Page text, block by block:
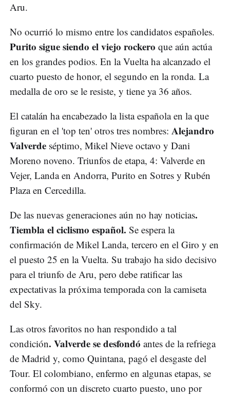
Aru.
No ocurrió lo mismo entre los candidatos españoles.
Purito sigue siendo el viejo rockero que aún actúa
en los grandes podios. En la Vuelta ha alcanzado el
cuarto puesto de honor, el segundo en la ronda. La
medalla de oro se le resiste, y tiene ya 36 años.
El catalán ha encabezado la lista española en la que
figuran en el 'top ten' otros tres nombres: Alejandro
Valverde séptimo, Mikel Nieve octavo y Dani
Moreno noveno. Triunfos de etapa, 4: Valverde en
Vejer, Landa en Andorra, Purito en Sotres y Rubén
Plaza en Cercedilla.
De las nuevas generaciones aún no hay noticias.
Tiembla el ciclismo español. Se espera la
confirmación de Mikel Landa, tercero en el Giro y en
el puesto 25 en la Vuelta. Su trabajo ha sido decisivo
para el triunfo de Aru, pero debe ratificar las
expectativas la próxima temporada con la camiseta
del Sky.
Las otros favoritos no han respondido a tal
condición. Valverde se desfondó antes de la refriega
de Madrid y, como Quintana, pagó el desgaste del
Tour. El colombiano, enfermo en algunas etapas, se
conformó con un discreto cuarto puesto, uno por